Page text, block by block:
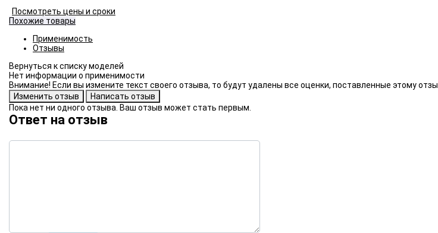
Посмотреть цены и сроки
Похожие товары
Применимость
Отзывы
Нет информации о применимости
Внимание! Если вы измените текст своего отзыва, то будут удалены все оценки, поставленные этому
Пока нет ни одного отзыва. Ваш отзыв может стать первым.
Ответ на отзыв